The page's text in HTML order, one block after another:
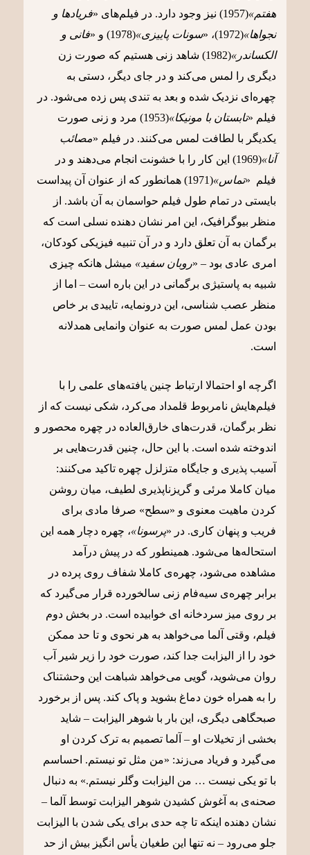
هفتم»(1957) نیز وجود دارد. در فیلم‌های «
فریادها و
نجواها»(1972)، « سونات پاییزی»(1978) و «
فانی و
الکساندر»
(1982) شاهد زنی هستیم که صورت زن
دیگری را لمس می‌کند و در جای دیگر، دستی به
چهره‌ای نزدیک شده و بعد به تندی پس زده می‌شود. در
فیلم «تابستان با مونیکا»
(1953) مرد و زنی صورت
یکدیگر با لطافت لمس می‌کنند. در فیلم «مصائب
آنا»
(1969) این کار را با خشونت انجام می‌دهند و در
فیلم «تماس»
(1971) همانطور که از عنوان آن پیداست
بایستی در تمام طول فیلم حواسمان به آن باشد. از
منظر بیوگرافیک، این امر نشان دهنده نسلی است که
برگمان به آن تعلق دارد و در آن تنبیه فیزیکی کودکان،
امری عادی بود – «روبان سفید» میشل هانکه چیزی
شبیه به پاستیژی برگمانی در این باره است – اما از
منظر عصب شناسی، این درونمایه، تاییدی بر خاص
بودن عمل لمس صورت به عنوان وانمایی همدلانه
است.
اگرچه او احتمالا ارتباط چنین یافته‌های علمی را با
فیلم‌هایش نامربوط قلمداد می‌کرد، شکی نیست که از
نظر برگمان، قدرت‌های خارق‌العاده در چهره محصور و
اندوخته شده است. با این حال، چنین قدرت‌هایی بر
آسیب پذیری و جایگاه متزلزل چهره تاکید می‌کنند:
میان کاملا مرئی و گریزناپذیری لطیف، میان روشن
کردن ماهیت معنوی و «سطح» صرفا مادی برای
فریب و پنهان کاری. در «پرسونا»، چهره دچار همه این
استحاله‌ها می‌شود. همینطور که در پیش درآمد
مشاهده می‌شود، چهره‌ی کاملا شفاف روی پرده در
برابر چهره‌ی سیه‌فام زنی سالخورده قرار می‌گیرد که
بر روی میز سردخانه ای خوابیده است. در بخش دوم
فیلم، وقتی آلما می‌خواهد به هر نحوی و تا حد ممکن
خود را از الیزابت جدا کند، صورت خود را زیر شیر آب
روان می‌شوید، گویی می‌خواهد شباهت این وحشتناک
را به همراه خون دماغ بشوید و پاک کند. پس از برخورد
صبحگاهی دیگری، این بار با شوهر الیزابت – شاید
بخشی از تخیلات او – آلما تصمیم به ترک کردن او
می‌گیرد و فریاد می‌زند: «من مثل تو نیستم. احساسم
با تو یکی نیست … من الیزابت وگلر نیستم.» به دنبال
صحنه‌ی به آغوش کشیدن شوهر الیزابت توسط آلما –
نشان دهنده اینکه تا چه حدی برای یکی شدن با الیزابت
جلو می‌رود – نه تنها این طغیان یأس انگیز بیش از حد